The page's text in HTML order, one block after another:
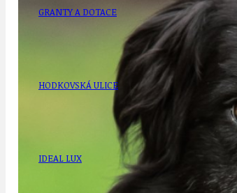
GRANTY A DOTACE
HODKOVSKÁ ULICE
IDEAL LUX